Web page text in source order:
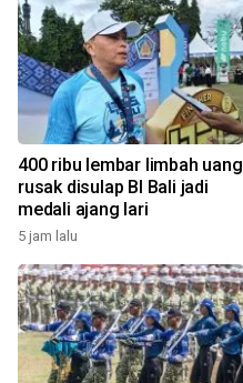
400 ribu lembar limbah uang
rusak disulap BI Bali jadi
medali ajang lari
5 jam lalu